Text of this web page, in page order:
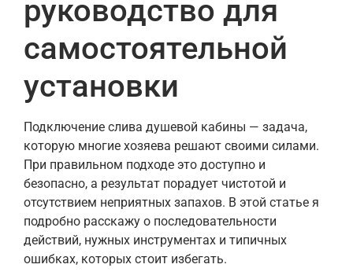
руководство для
самостоятельной
установки
Подключение слива душевой кабины — задача,
которую многие хозяева решают своими силами.
При правильном подходе это доступно и
безопасно, а результат порадует чистотой и
отсутствием неприятных запахов. В этой статье я
подробно расскажу о последовательности
действий, нужных инструментах и типичных
ошибках, которых стоит избегать.